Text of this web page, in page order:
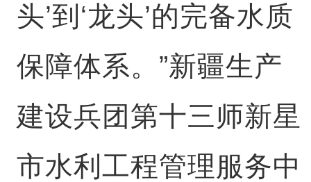
头’到‘龙头’的完备水质
保障体系。”新疆生产
建设兵团第十三师新星
市水利工程管理服务中